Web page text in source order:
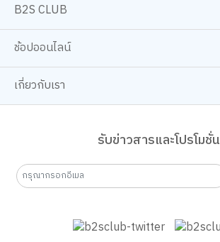
B2S CLUB
ช้อปออนไลน์
เกี่ยวกับเรา
รับข่าวสารและโปรโมชั่น